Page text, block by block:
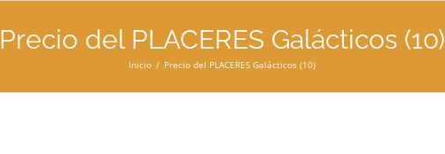
Precio del PLACERES Galácticos (10)
Inicio Precio del PLACERES Galácticos (10)